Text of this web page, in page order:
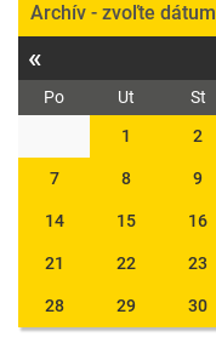
Archív - zvoľte dátum
«
Po Ut St
1
2
7 8 9
14 15 16
21 22 23
28 29 30